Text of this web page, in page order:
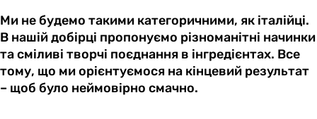
Ми не будемо такими категоричними, як італійці.
В нашій добірці пропонуємо різноманітні начинки
та сміливі творчі поєднання в інгредієнтах. Все
тому, що ми орієнтуємося на кінцевий результат
– щоб було неймовірно смачно.